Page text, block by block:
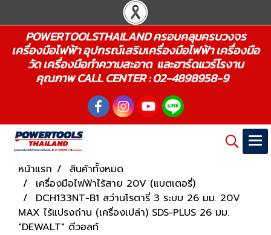
POWERTOOLSTHAILAND ครอบคลุมครบวงจร
เครื่องมือไฟฟ้า อุปกรณ์เสริมเครื่องมือไฟฟ้า เครื่องมือ
วัด เครื่องมือทำความสะอาด และฮาร์ดแวร์โรงาน
คุณภาพ CALL CENTER : 02-4898958-9
หน้าแรก
สินค้าทั้งหมด
เครื่องมือไฟฟ้าไร้สาย 20V (แบตเตอรี่)
DCH133NT-B1 สว่านโรตารี่ 3 ระบบ 26 มม. 20V
MAX ไร้แปรงถ่าน (เครื่องเปล่า) SDS-PLUS 26 มม.
"DEWALT" ดีวอลท์